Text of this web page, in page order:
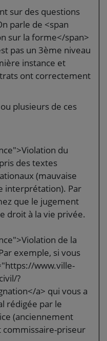
sur des questions
parle de <span
sur la forme</span>
pas un 3ème niveau
instance et
ont correctement
plusieurs de ces
du
des textes
(mauvaise
interprétation). Par
que le jugement
droit à la vie privée.
de la
exemple, si vous
www.ville-
?
a> qui vous a
rédigée par le
(anciennement
commissaire-priseur